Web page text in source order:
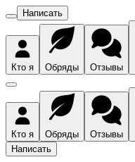
Написать
Кто я Обряды Отзывы
Кто я Обряды Отзывы
Написать